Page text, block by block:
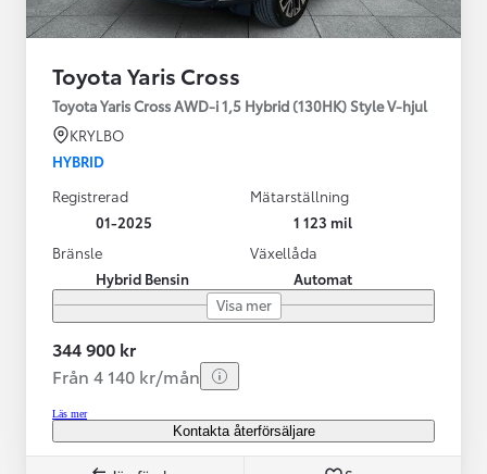
Toyota Yaris Cross
Toyota Yaris Cross AWD-i 1,5 Hybrid (130HK) Style V-hjul
KRYLBO
HYBRID
Registrerad
01-2025
Mätarställning
1 123 mil
Bränsle
Hybrid Bensin
Växellåda
Automat
Visa mer
344 900 kr
Från 4 140 kr/mån
Läs mer
Kontakta återförsäljare